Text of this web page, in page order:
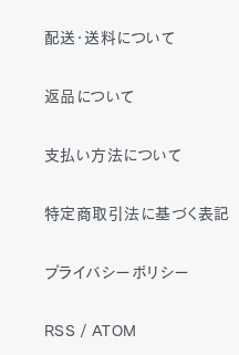
配送・送料について
返品について
支払い方法について
特定商取引法に基づく表記
プライバシーポリシー
RSS / ATOM